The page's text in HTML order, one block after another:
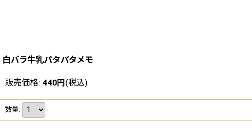
白バラ牛乳パタパタメモ
販売価格: 440円(税込)
数量: